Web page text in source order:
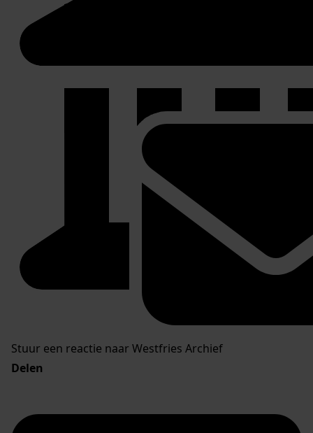
Stuur een reactie naar Westfries Archief
Delen